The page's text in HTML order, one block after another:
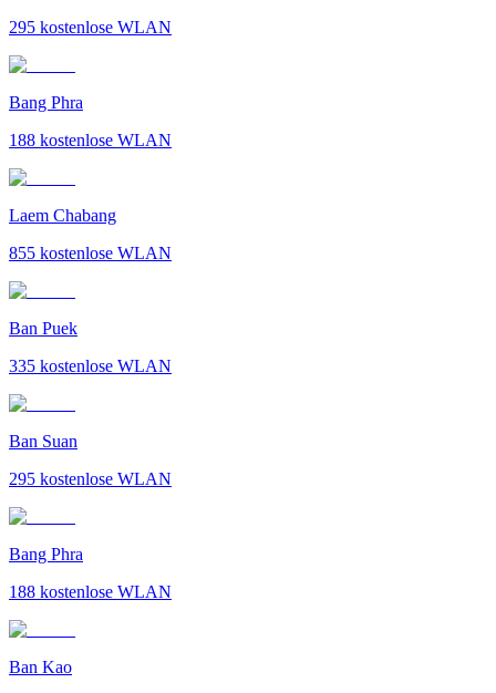
295 kostenlose WLAN
Bang Phra
188 kostenlose WLAN
Laem Chabang
855 kostenlose WLAN
Ban Puek
335 kostenlose WLAN
Ban Suan
295 kostenlose WLAN
Bang Phra
188 kostenlose WLAN
Ban Kao